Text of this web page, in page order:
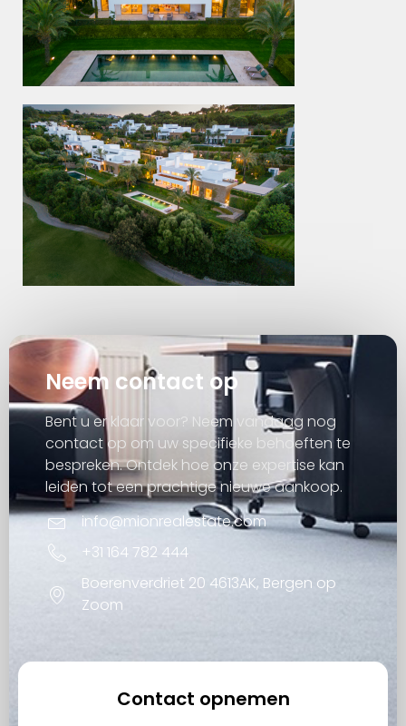
Neem contact op
Bent u er klaar voor? Neem vandaag nog
contact op om uw specifieke behoeften te
bespreken. Ontdek hoe onze expertise kan
leiden tot een prachtige nieuwe aankoop.
info@mionrealestate.com
+31 164 782 444
Boerenverdriet 20 4613AK, Bergen op
Zoom
Contact opnemen